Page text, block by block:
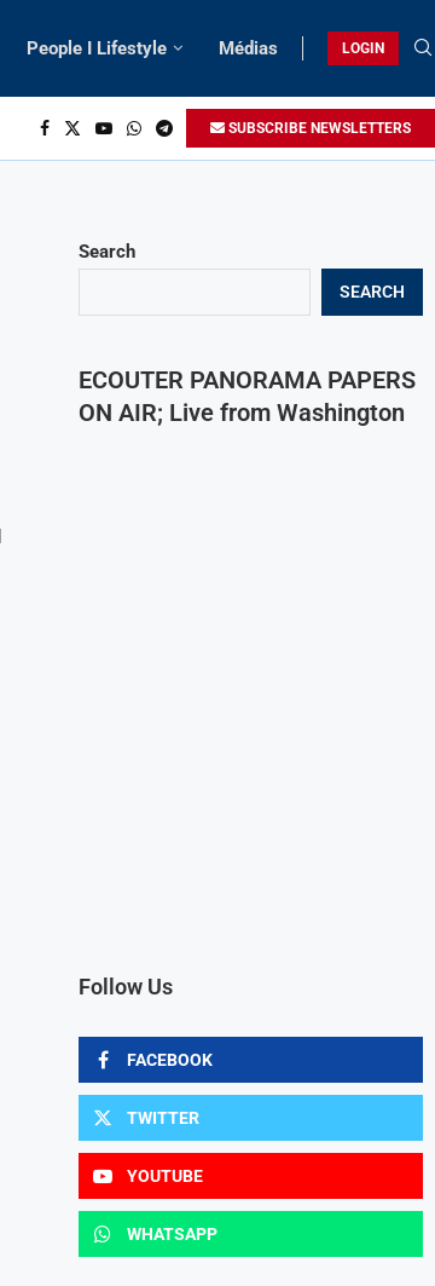
People I Lifestyle Médias LOGIN
SUBSCRIBE NEWSLETTERS
Search
SEARCH
ECOUTER PANORAMA PAPERS
ON AIR; Live from Washington
Follow Us
FACEBOOK
TWITTER
YOUTUBE
WHATSAPP